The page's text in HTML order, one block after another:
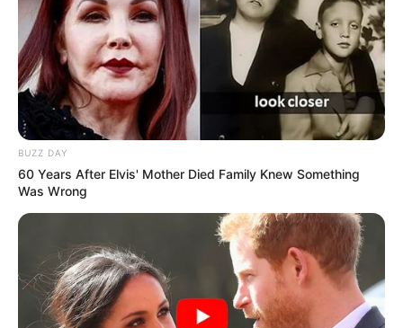
BUZZ DAY
60 Years After Elvis' Mother Died Family Knew Something
Was Wrong